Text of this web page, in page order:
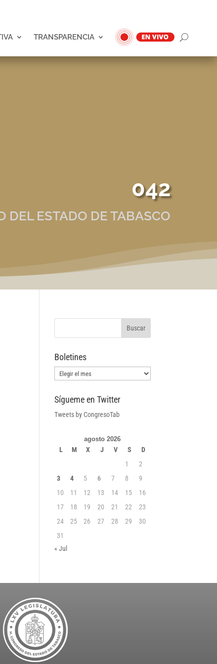
TRANSPARENCIA
042
DEL ESTADO DE TABASCO
Boletines
Boletines
Sígueme en Twitter
Tweets by CongresoTab
agosto 2026
L M X J V S
D
1
2
3
4 5 6 7 8
9
10
11 12 13 14 15
16
17
18 19 20 21 22
23
24
25 26 27 28 29
30
31
« Jul